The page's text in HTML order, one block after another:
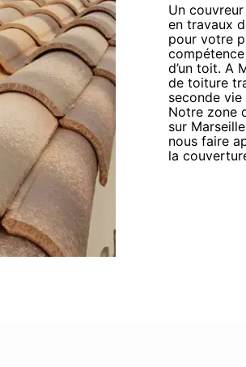
Un
en travaux
pour votre
d’un toit. A
de toiture
seconde
Notre zone
sur
nous faire
la